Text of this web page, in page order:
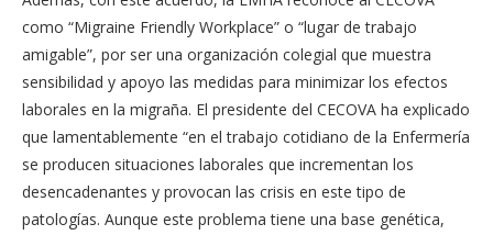
como “Migraine Friendly Workplace” o “lugar de trabajo
amigable”, por ser una organización colegial que muestra
sensibilidad y apoyo las medidas para minimizar los efectos
laborales en la migraña. El presidente del CECOVA ha explicado
que lamentablemente “en el trabajo cotidiano de la Enfermería
se producen situaciones laborales que incrementan los
desencadenantes y provocan las crisis en este tipo de
patologías. Aunque este problema tiene una base genética,